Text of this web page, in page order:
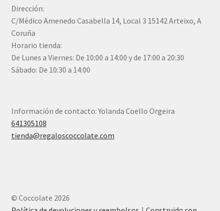
Dirección:
C/Médico Amenedo Casabella 14, Local 3 15142 Arteixo, A
Coruña
Horario tienda:
De Lunes a Viernes: De 10:00 a 14:00 y de 17:00 a 20:30
Sábado: De 10:30 a 14:00
Información de contacto: Yolanda Coello Orgeira
641305108
tienda@regaloscoccolate.com
© Coccolate 2026